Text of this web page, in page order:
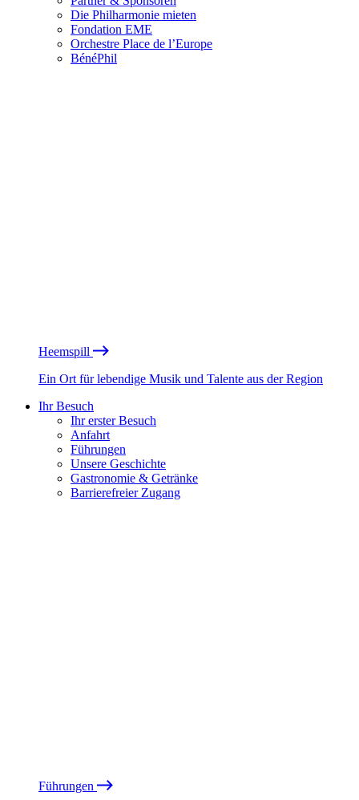
Die Philharmonie mieten
Fondation EME
Orchestre Place de l’Europe
BénéPhil
Heemspill
Ein Ort für lebendige Musik und Talente aus der Region
Ihr Besuch
Ihr erster Besuch
Anfahrt
Führungen
Unsere Geschichte
Gastronomie & Getränke
Barrierefreier Zugang
Führungen